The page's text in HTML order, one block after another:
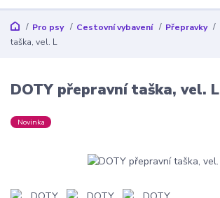
Pro psy Cestovní vybavení Přepravky
taška, vel. L
DOTY přepravní taška, vel. L
Novinka